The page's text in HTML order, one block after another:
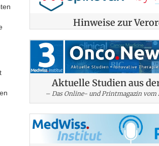
Hinweise zur
Aktuelle Studien aus
– Das Online- und Printmagazin